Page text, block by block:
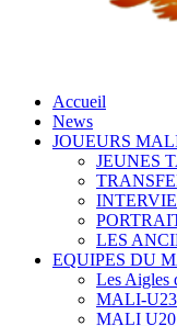
Accueil
News
JOUEURS
JEUNES
LES
EQUIPES DU
Les Aigles
MALI-U23
MALI U20